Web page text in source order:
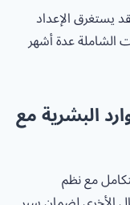
يستغرق الإعداد
الشاملة عدة أشهر
البشرية مع
مع نظم